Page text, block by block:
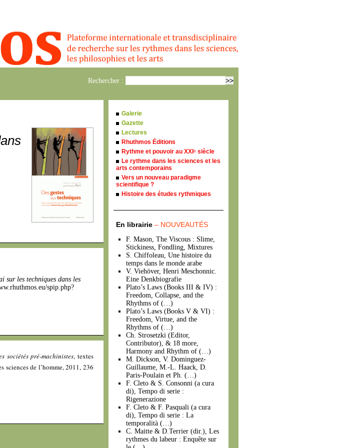
Rechercher :
sur les techniques dans les
spip.php?
sociétés pré-machinistes, textes
sciences de l’homme, 2011, 236
Galerie
Gazette
Lectures
Rhuthmos Éditions
Rythme et pouvoir au XXI e siècle
Le rythme dans les sciences et les
arts contemporains
Vers un nouveau paradigme
scientifique ?
Histoire des études rythmiques
En librairie – NOUVEAUTÉS
F. Mason, The Viscous : Slime,
Stickiness, Fondling, Mixtures
S. Chiffoleau, Une histoire du
temps dans le monde arabe
V. Viehöver, Henri Meschonnic.
Eine Denkbiografie
Plato’s Laws (Books III & IV) :
Freedom, Collapse, and the
Rhythms of (…)
Plato’s Laws (Books V & VI) :
Freedom, Virtue, and the
Rhythms of (…)
Ch. Strosetzki (Editor,
Contributor), & 18 more,
Harmony and Rhythm of (…)
M. Dickson, V. Dominguez-
Guillaume, M.-L. Haack, D.
Paris-Poulain et Ph. (…)
F. Cleto & S. Consonni (a cura
di), Tempo di serie :
Rigenerazione
F. Cleto & F. Pasquali (a cura
di), Tempo di serie : La
temporalità (…)
C. Maitte & D.Terrier (dir.), Les
rythmes du labeur : Enquête sur